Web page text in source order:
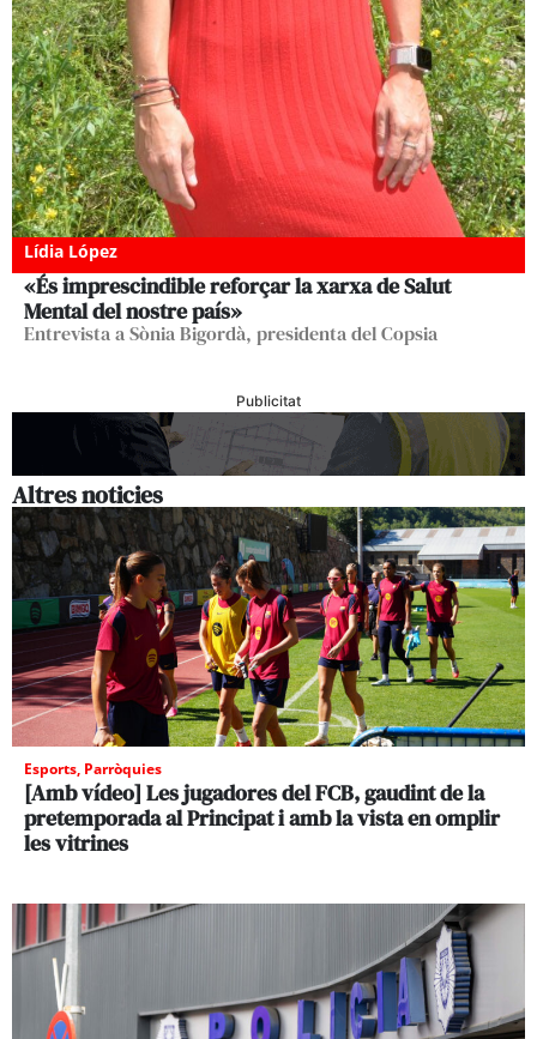
Lídia López
«És imprescindible reforçar la xarxa de Salut
Mental del nostre país»
Entrevista a Sònia Bigordà, presidenta del Copsia
Publicitat
Altres noticies
Esports, Parròquies
[Amb vídeo] Les jugadores del FCB, gaudint de la
pretemporada al Principat i amb la vista en omplir
les vitrines